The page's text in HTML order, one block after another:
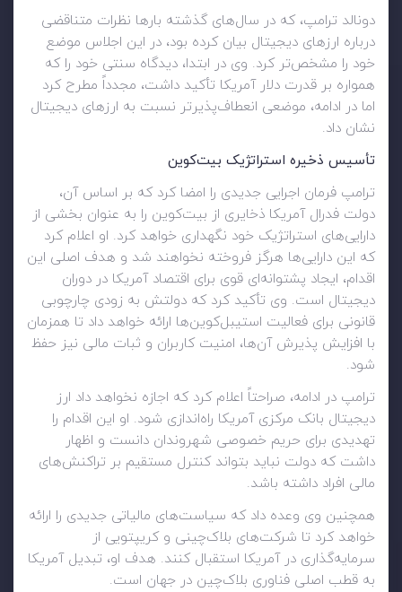
دونالد ترامپ، که در سال‌های گذشته بارها نظرات متناقضی
درباره ارزهای دیجیتال بیان کرده بود، در این اجلاس موضع
خود را مشخص‌تر کرد. وی در ابتدا، دیدگاه سنتی خود را که
همواره بر قدرت دلار آمریکا تأکید داشت، مجدداً مطرح کرد
اما در ادامه، موضعی انعطاف‌پذیرتر نسبت به ارزهای دیجیتال
نشان داد.
تأسیس ذخیره استراتژیک بیت‌کوین
ترامپ فرمان اجرایی جدیدی را امضا کرد که بر اساس آن،
دولت فدرال آمریکا ذخایری از بیت‌کوین را به عنوان بخشی از
دارایی‌های استراتژیک خود نگهداری خواهد کرد. او اعلام کرد
که این دارایی‌ها هرگز فروخته نخواهند شد و هدف اصلی این
اقدام، ایجاد پشتوانه‌ای قوی برای اقتصاد آمریکا در دوران
دیجیتال است. وی تأکید کرد که دولتش به زودی چارچوبی
قانونی برای فعالیت استیبل‌کوین‌ها ارائه خواهد داد تا همزمان
با افزایش پذیرش آن‌ها، امنیت کاربران و ثبات مالی نیز حفظ
شود.
ترامپ در ادامه، صراحتاً اعلام کرد که اجازه نخواهد داد ارز
دیجیتال بانک مرکزی آمریکا راه‌اندازی شود. او این اقدام را
تهدیدی برای حریم خصوصی شهروندان دانست و اظهار
داشت که دولت نباید بتواند کنترل مستقیم بر تراکنش‌های
مالی افراد داشته باشد.
همچنین وی وعده داد که سیاست‌های مالیاتی جدیدی را ارائه
خواهد کرد تا شرکت‌های بلاک‌چینی و کریپتویی از
سرمایه‌گذاری در آمریکا استقبال کنند. هدف او، تبدیل آمریکا
به قطب اصلی فناوری بلاک‌چین در جهان است.